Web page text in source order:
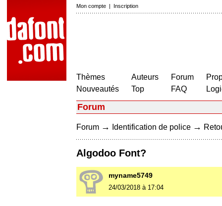
Mon compte | Inscription
Thèmes
Nouveautés
Auteurs
Top
Forum
FAQ
Forum
Forum → Identification de police →
Algodoo Font?
myname5749
24/03/2018 à 17:04